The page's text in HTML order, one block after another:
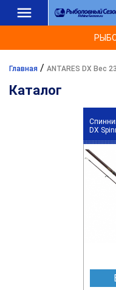
Главная / ANTARES DX Вес
Каталог
DX